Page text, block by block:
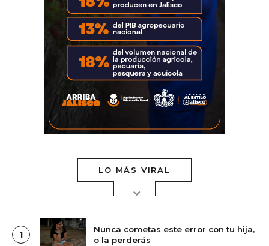
LO MÁS VIRAL
1
Nunca cometas este error con tu hija,
o la perderás